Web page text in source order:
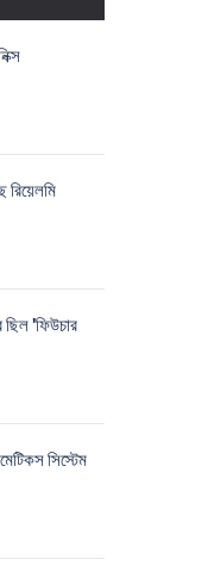
রিয়েলমি
ছিল 'ফিউচার
সিস্টেম